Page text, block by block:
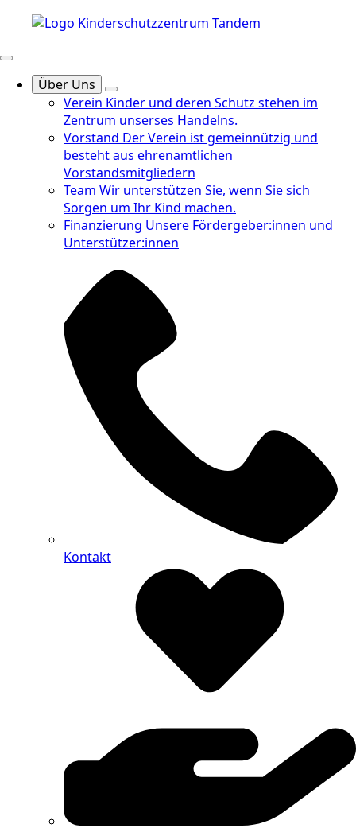
Über Uns
Verein Kinder und deren Schutz stehen im
Zentrum unserses Handelns.
Vorstand Der Verein ist gemeinnützig und
besteht aus ehrenamtlichen
Vorstandsmitgliedern
Team Wir unterstützen Sie, wenn Sie sich
Sorgen um Ihr Kind machen.
Finanzierung Unsere Fördergeber:innen und
Unterstützer:innen
Kontakt